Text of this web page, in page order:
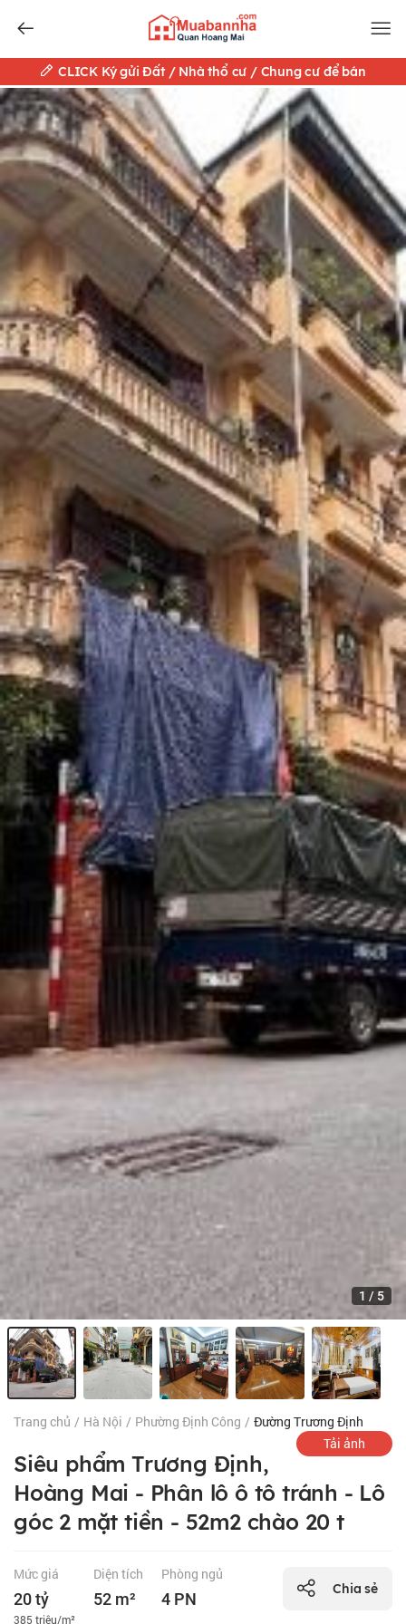
CLICK Ký gửi Đất / Nhà thổ cư / Chung cư để bán
1 / 5
Trang chủ / Hà Nội / Phường Định Công / Đường Trương Định
Tải ảnh
Siêu phẩm Trương Định,
Hoàng Mai - Phân lô ô tô tránh - Lô
góc 2 mặt tiền - 52m2 chào 20 t
Mức giá
20 tỷ
385 triệu/m²
Diện tích
52 m²
Phòng ngủ
4 PN
Chia sẻ